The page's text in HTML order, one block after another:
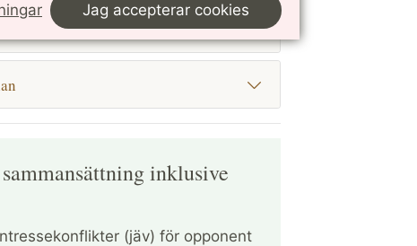
Jag accepterar cookies
inklusive
(jäv) för opponent